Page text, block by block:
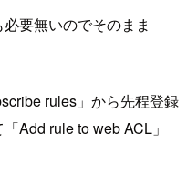
要無いのでそのまま
rules」から先程登録
Add rule to web ACL」